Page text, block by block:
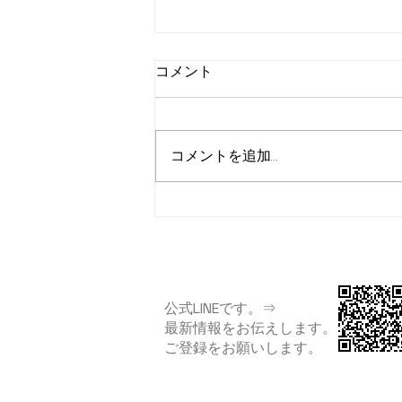
コメント
コメントを追加…
公式LINEです。⇒
​最新情報をお伝えします。
​ご登録をお願いします。